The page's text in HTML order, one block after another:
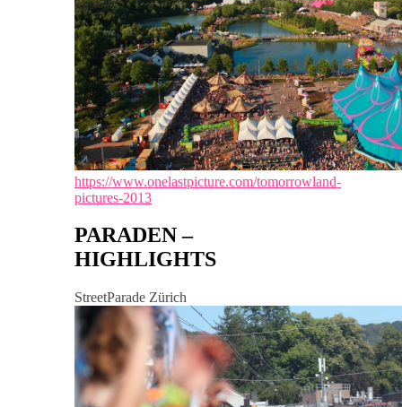
https://www.onelastpicture.com/tomorrowland-
pictures-2013
PARADEN –
HIGHLIGHTS
StreetParade Zürich